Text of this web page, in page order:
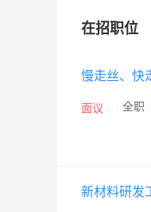
在招职位
慢走丝、快
面议 全职
新材料研发